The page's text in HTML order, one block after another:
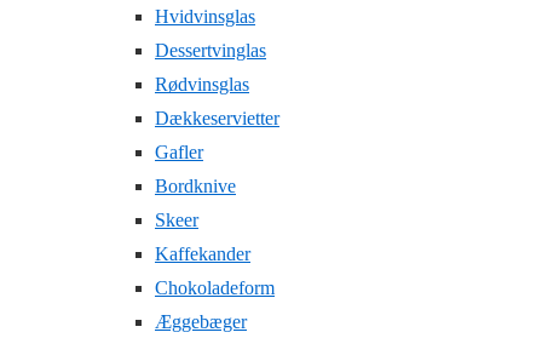
Hvidvinsglas
Dessertvinglas
Rødvinsglas
Dækkeservietter
Gafler
Bordknive
Skeer
Kaffekander
Chokoladeform
Æggebæger